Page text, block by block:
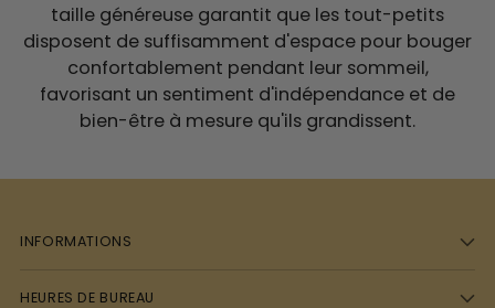
taille généreuse garantit que les tout-petits
disposent de suffisamment d'espace pour bouger
confortablement pendant leur sommeil,
favorisant un sentiment d'indépendance et de
bien-être à mesure qu'ils grandissent.
INFORMATIONS
HEURES DE BUREAU